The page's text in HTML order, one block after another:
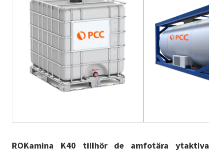
ROKamina K40 tillhör de amfotära ytaktiva